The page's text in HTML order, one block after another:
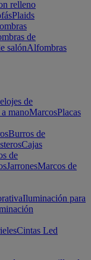
relleno
Plaids
de
salónAlfombras
de
manoMarcosPlacas
Burros de
Cajas
de
JarronesMarcos de
Iluminación para
Cintas Led